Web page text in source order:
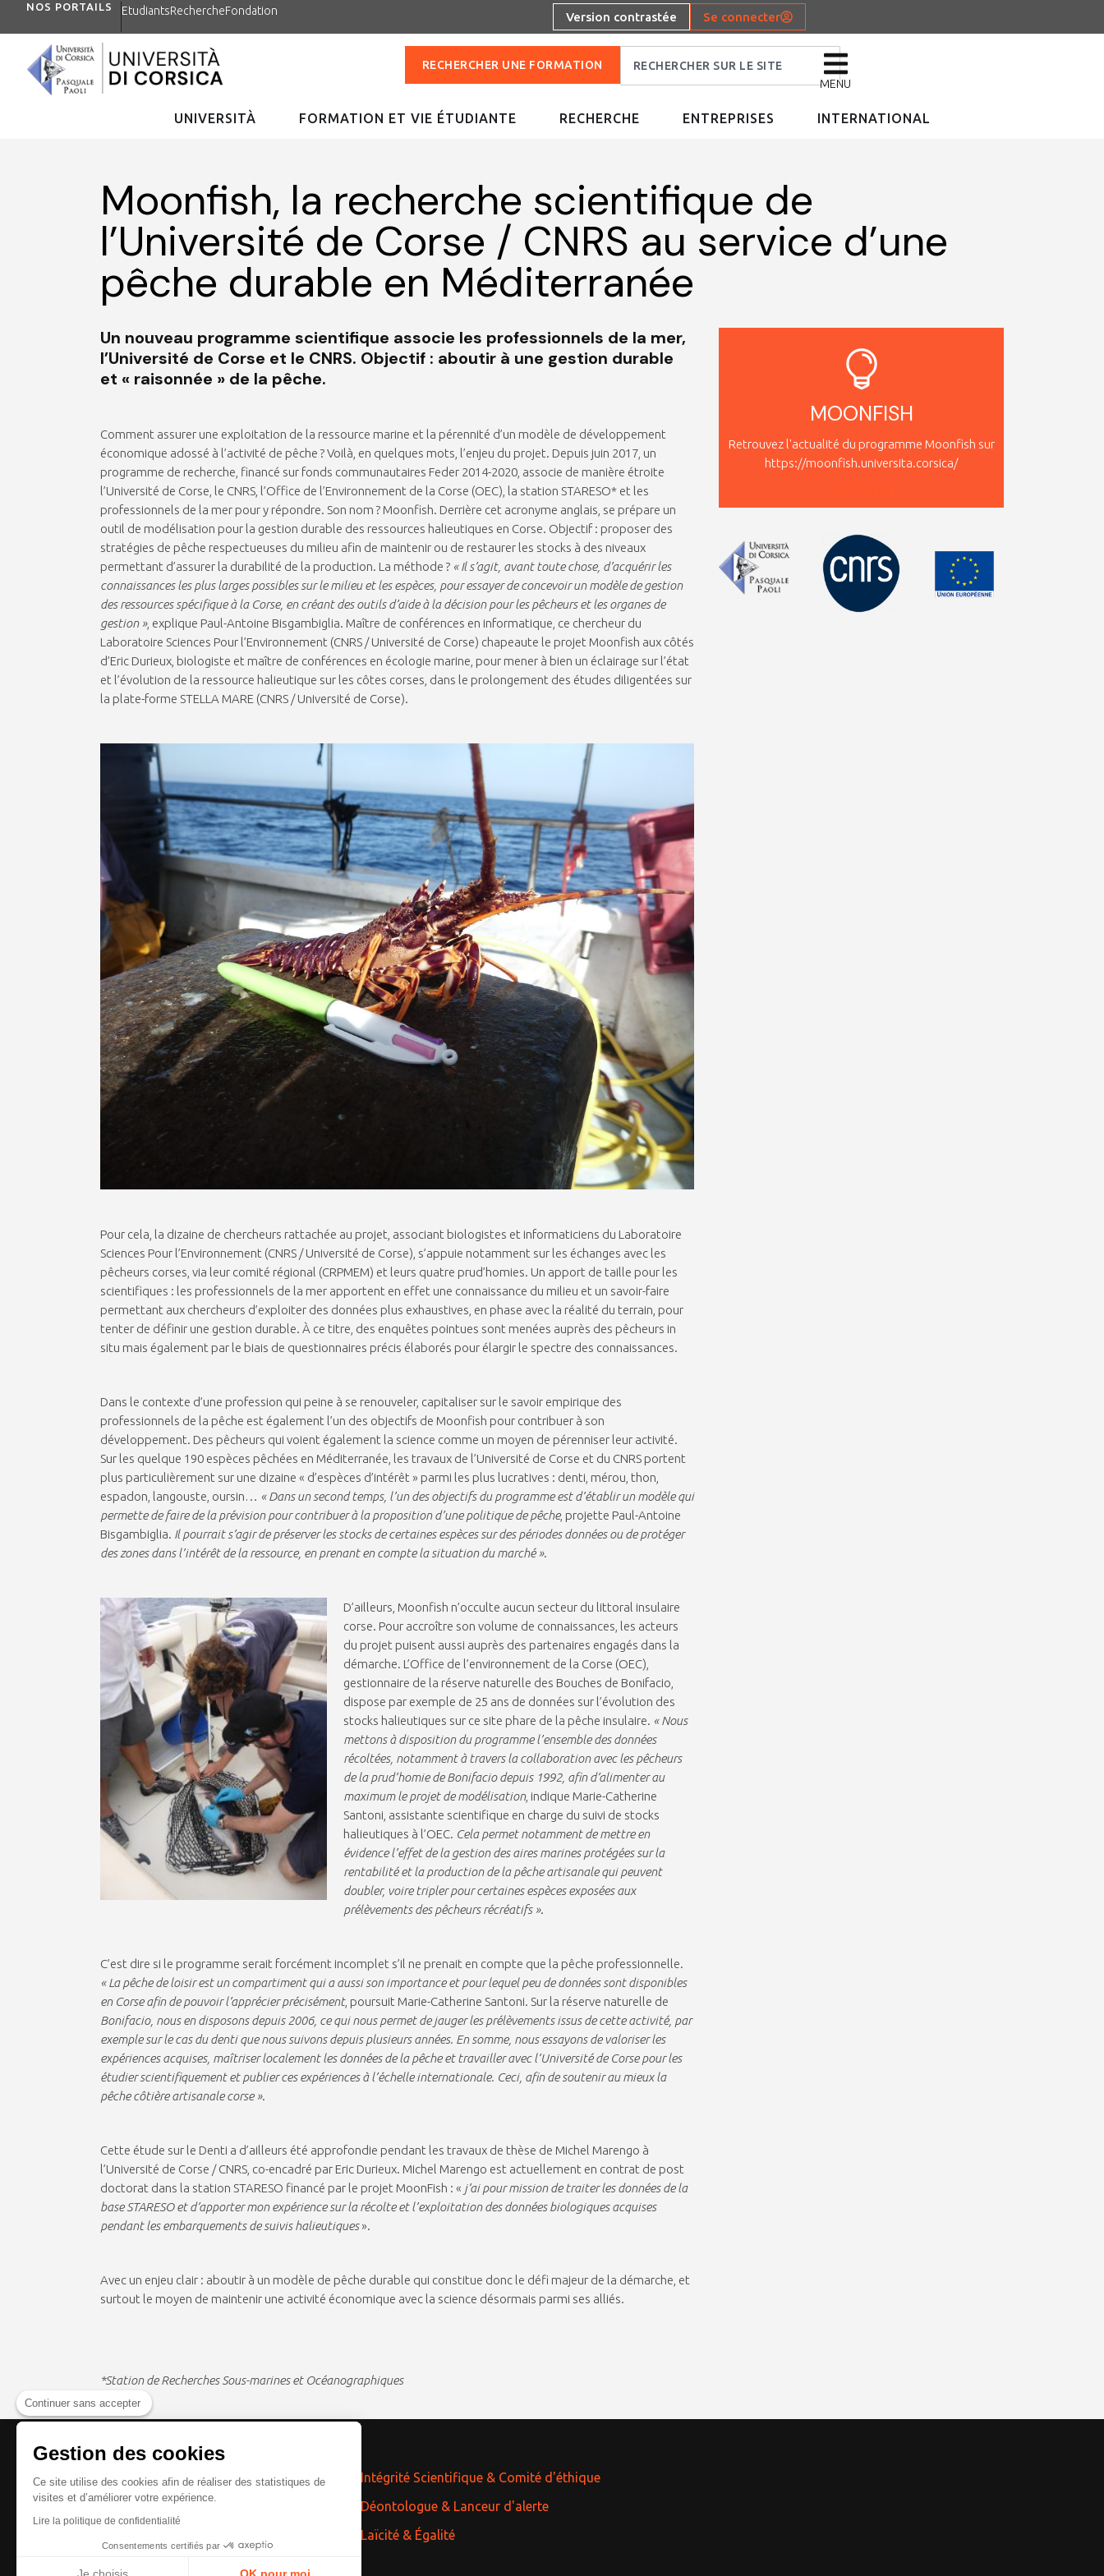
Continuer sans accepter
Gestion des cookies
Ce site utilise des cookies afin de réaliser des statistiques de
visites et d’améliorer votre expérience.
Lire la politique de confidentialité
Consentements certifiés par
NOS PORTAILS EtudiantsRechercheFondation Version contrastée Se connecter
RECHERCHER UNE FORMATION
MENU
UNIVERSITÀ FORMATION ET VIE ÉTUDIANTE RECHERCHE ENTREPRISES INTERNATIONAL
Moonfish, la recherche scientifique de
l’Université de Corse / CNRS au service d’une
pêche durable en Méditerranée
Un nouveau programme scientifique associe les professionnels de la mer,
l’Université de Corse et le CNRS. Objectif : aboutir à une gestion durable
et « raisonnée » de la pêche.
Comment assurer une exploitation de la ressource marine et la pérennité d’un modèle de développement
économique adossé à l’activité de pêche ? Voilà, en quelques mots, l’enjeu du projet. Depuis juin 2017, un
programme de recherche, financé sur fonds communautaires Feder 2014-2020, associe de manière étroite
l’Université de Corse, le CNRS, l’Office de l’Environnement de la Corse (OEC), la station STARESO* et les
professionnels de la mer pour y répondre. Son nom ? Moonfish. Derrière cet acronyme anglais, se prépare un
outil de modélisation pour la gestion durable des ressources halieutiques en Corse. Objectif : proposer des
stratégies de pêche respectueuses du milieu afin de maintenir ou de restaurer les stocks à des niveaux
permettant d’assurer la durabilité de la production. La méthode ? « Il s’agit, avant toute chose, d’acquérir les
connaissances les plus larges possibles sur le milieu et les espèces, pour essayer de concevoir un modèle de gestion
des ressources spécifique à la Corse, en créant des outils d’aide à la décision pour les pêcheurs et les organes de
gestion », explique Paul-Antoine Bisgambiglia. Maître de conférences en informatique, ce chercheur du
Laboratoire Sciences Pour l’Environnement (CNRS / Université de Corse) chapeaute le projet Moonfish aux côtés
d’Eric Durieux, biologiste et maître de conférences en écologie marine, pour mener à bien un éclairage sur l’état
et l’évolution de la ressource halieutique sur les côtes corses, dans le prolongement des études diligentées sur
la plate-forme STELLA MARE (CNRS / Université de Corse).
Pour cela, la dizaine de chercheurs rattachée au projet, associant biologistes et informaticiens du Laboratoire
Sciences Pour l’Environnement (CNRS / Université de Corse), s’appuie notamment sur les échanges avec les
pêcheurs corses, via leur comité régional (CRPMEM) et leurs quatre prud’homies. Un apport de taille pour les
scientifiques : les professionnels de la mer apportent en effet une connaissance du milieu et un savoir-faire
permettant aux chercheurs d’exploiter des données plus exhaustives, en phase avec la réalité du terrain, pour
tenter de définir une gestion durable. À ce titre, des enquêtes pointues sont menées auprès des pêcheurs in
situ mais également par le biais de questionnaires précis élaborés pour élargir le spectre des connaissances.
Dans le contexte d’une profession qui peine à se renouveler, capitaliser sur le savoir empirique des
professionnels de la pêche est également l’un des objectifs de Moonfish pour contribuer à son
développement. Des pêcheurs qui voient également la science comme un moyen de pérenniser leur activité.
Sur les quelque 190 espèces pêchées en Méditerranée, les travaux de l’Université de Corse et du CNRS portent
plus particulièrement sur une dizaine « d’espèces d’intérêt » parmi les plus lucratives : denti, mérou, thon,
espadon, langouste, oursin… « Dans un second temps, l’un des objectifs du programme est d’établir un modèle qui
permette de faire de la prévision pour contribuer à la proposition d’une politique de pêche, projette Paul-Antoine
Bisgambiglia. Il pourrait s’agir de préserver les stocks de certaines espèces sur des périodes données ou de protéger
des zones dans l’intérêt de la ressource, en prenant en compte la situation du marché ».
D’ailleurs, Moonfish n’occulte aucun secteur du littoral insulaire
corse. Pour accroître son volume de connaissances, les acteurs
du projet puisent aussi auprès des partenaires engagés dans la
démarche. L’Office de l’environnement de la Corse (OEC),
gestionnaire de la réserve naturelle des Bouches de Bonifacio,
dispose par exemple de 25 ans de données sur l’évolution des
stocks halieutiques sur ce site phare de la pêche insulaire. « Nous
mettons à disposition du programme l’ensemble des données
récoltées, notamment à travers la collaboration avec les pêcheurs
de la prud’homie de Bonifacio depuis 1992, afin d’alimenter au
maximum le projet de modélisation, indique Marie-Catherine
Santoni, assistante scientifique en charge du suivi de stocks
halieutiques à l’OEC. Cela permet notamment de mettre en
évidence l’effet de la gestion des aires marines protégées sur la
rentabilité et la production de la pêche artisanale qui peuvent
doubler, voire tripler pour certaines espèces exposées aux
prélèvements des pêcheurs récréatifs ».
C’est dire si le programme serait forcément incomplet s’il ne prenait en compte que la pêche professionnelle.
« La pêche de loisir est un compartiment qui a aussi son importance et pour lequel peu de données sont disponibles
en Corse afin de pouvoir l’apprécier précisément, poursuit Marie-Catherine Santoni. Sur la réserve naturelle de
Bonifacio, nous en disposons depuis 2006, ce qui nous permet de jauger les prélèvements issus de cette activité, par
exemple sur le cas du denti que nous suivons depuis plusieurs années. En somme, nous essayons de valoriser les
expériences acquises, maîtriser localement les données de la pêche et travailler avec l’Université de Corse pour les
étudier scientifiquement et publier ces expériences à l’échelle internationale. Ceci, afin de soutenir au mieux la
pêche côtière artisanale corse ».
Cette étude sur le Denti a d’ailleurs été approfondie pendant les travaux de thèse de Michel Marengo à
l’Université de Corse / CNRS, co-encadré par Eric Durieux. Michel Marengo est actuellement en contrat de post
doctorat dans la station STARESO financé par le projet MoonFish : « j’ai pour mission de traiter les données de la
base STARESO et d’apporter mon expérience sur la récolte et l’exploitation des données biologiques acquises
pendant les embarquements de suivis halieutiques».
Avec un enjeu clair : aboutir à un modèle de pêche durable qui constitue donc le défi majeur de la démarche, et
surtout le moyen de maintenir une activité économique avec la science désormais parmi ses alliés.
*Station de Recherches Sous-marines et Océanographiques
MOONFISH
Retrouvez l'actualité du programme Moonfish sur
https://moonfish.universita.corsica/
NOUS SUIVRE
Référent Intégrité Scientifique & Comité d'éthique
Référent Déontologue & Lanceur d'alerte
Référent Laïcité & Égalité